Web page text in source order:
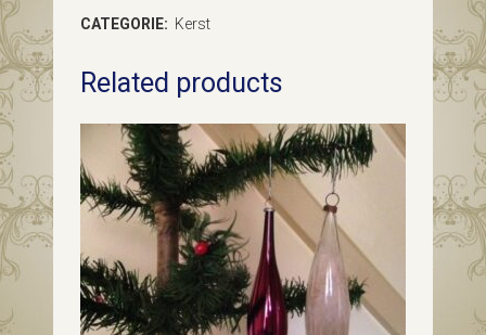
deuk
kerstbal
van
dun
glas
in
CATEGORIE: Kerst
Related products